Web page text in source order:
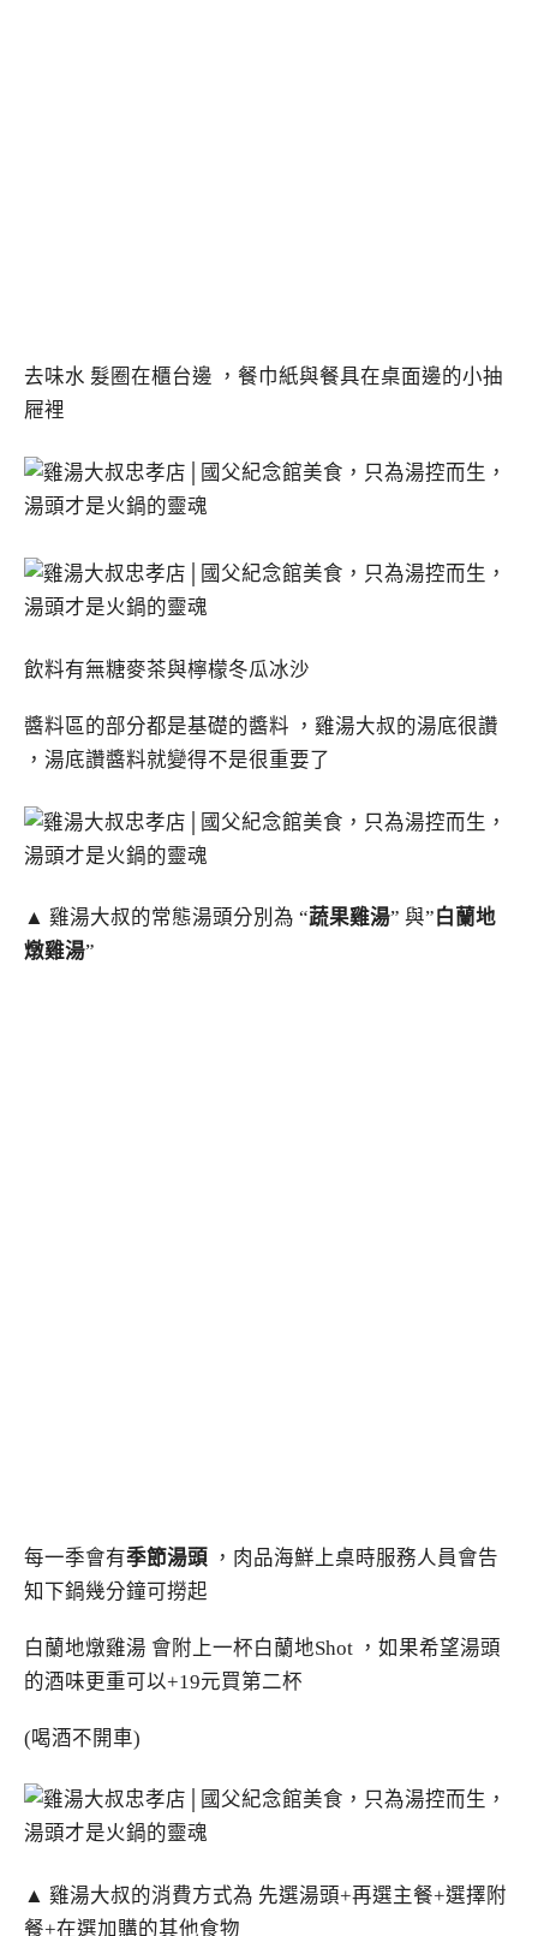
去味水 髮圈在櫃台邊 ，餐巾紙與餐具在桌面邊的小抽
屜裡
飲料有無糖麥茶與檸檬冬瓜冰沙
醬料區的部分都是基礎的醬料 ，雞湯大叔的湯底很讚
，湯底讚醬料就變得不是很重要了
▲ 雞湯大叔的常態湯頭分別為 “蔬果雞湯” 與” 白蘭地
燉雞湯”
每一季會有季節湯頭 ，肉品海鮮上桌時服務人員會告
知下鍋幾分鐘可撈起
白蘭地燉雞湯 會附上一杯白蘭地Shot ，如果希望湯頭
的酒味更重可以+19元買第二杯
(喝酒不開車)
▲ 雞湯大叔的消費方式為 先選湯頭+再選主餐+選擇附
餐+在選加購的其他食物